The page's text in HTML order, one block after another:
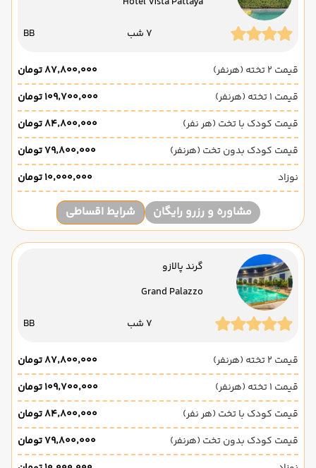
7 شب BB
قیمت 2 تخته (هرنفر)
۸۷٬۸۰۰٬۰۰۰ تومان
قیمت 1 تخته (هرنفر)
۱۰۹٬۷۰۰٬۰۰۰ تومان
قیمت کودک با تخت (هر نفر)
۸۴٬۸۰۰٬۰۰۰ تومان
قیمت کودک بدون تخت (هرنفر)
۷۹٬۸۰۰٬۰۰۰ تومان
نوزاد
۱۰٬۰۰۰٬۰۰۰ تومان
مشاوره و رزرو رایگان شرایط اقساطی
گرند پالازو
Grand Palazzo
7 شب BB
قیمت 2 تخته (هرنفر)
۸۷٬۸۰۰٬۰۰۰ تومان
قیمت 1 تخته (هرنفر)
۱۰۹٬۷۰۰٬۰۰۰ تومان
قیمت کودک با تخت (هر نفر)
۸۴٬۸۰۰٬۰۰۰ تومان
قیمت کودک بدون تخت (هرنفر)
۷۹٬۸۰۰٬۰۰۰ تومان